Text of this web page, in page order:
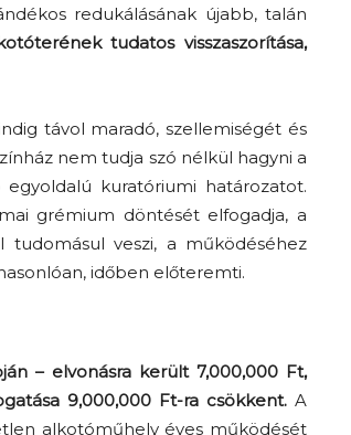
redukálásának újabb, talán
tudatos visszaszorítása,
távol maradó, szellemiségét és
nem tudja szó nélkül hagyni a
kuratóriumi határozatot.
grémium döntését elfogadja, a
veszi, a működéséhez
időben előteremti.
– elvonásra került 7,000,000 Ft,
9,000,000 Ft-ra csökkent. A
alkotóműhely éves működését
f21-re költözik a
és lélekről –